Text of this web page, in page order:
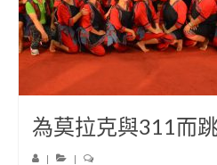
為莫拉克與311而
| |